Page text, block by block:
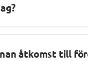
åtkomst till